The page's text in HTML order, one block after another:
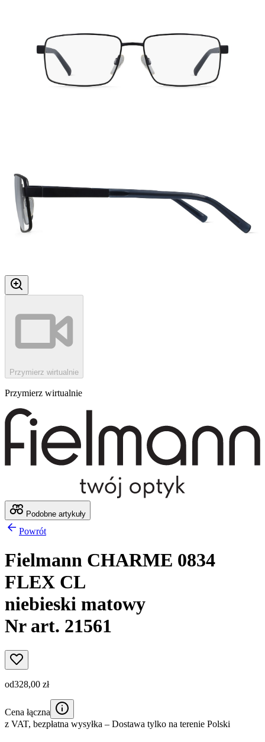
Przymierz wirtualnie
Przymierz wirtualnie
Podobne artykuły
Powrót
Fielmann CHARME 0834
FLEX CL
niebieski matowy
Nr art. 21561
od328,00 zł
Cena łączna
z VAT, bezpłatna wysyłka – Dostawa tylko na terenie Polski